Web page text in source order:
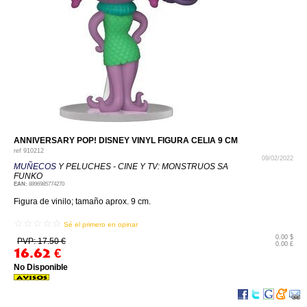
ANNIVERSARY POP! DISNEY VINYL FIGURA CELIA 9 CM
ref 910212
09/02/2022
MUÑECOS Y PELUCHES - CINE Y TV: MONSTRUOS SA
FUNKO
EAN: 8896985774270
Figura de vinilo; tamaño aprox. 9 cm.
Sé el primero en opinar
PVP: 17.50 €
16.62 €
0.00 $
0.00 £
No Disponible